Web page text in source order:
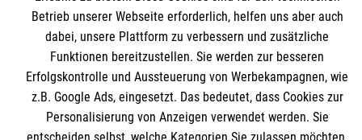
Der Tod gehört zum Leben dazu
Muss ich mich aufs Sterben vorbereiten? Und wenn ja,
wie? Der Umgang mit…
Beratung
Sterben
Betrieb unserer Webseite erforderlich, helfen uns aber auch
dabei, unsere Plattform zu verbessern und zusätzliche
Funktionen bereitzustellen. Sie werden zur besseren
Erfolgskontrolle und Aussteuerung von Werbekampagnen, wie
z.B. Google Ads, eingesetzt. Das bedeutet, dass Cookies zur
Personalisierung von Anzeigen verwendet werden. Sie